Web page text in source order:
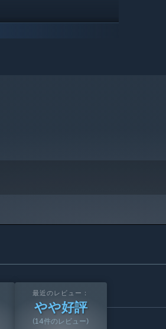
最近のレビュー：
やや好評
(14件のレビュー)